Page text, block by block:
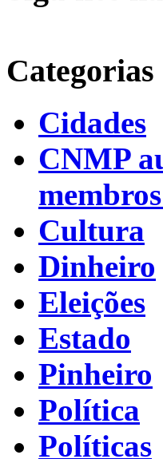
Categorias
Cidades
CNMP
Cultura
Dinheiro
Eleições
Estado
Pinheiro
Política
Políticas